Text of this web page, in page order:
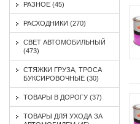
РАЗНОЕ (45)
РАСХОДНИКИ (270)
СВЕТ АВТОМОБИЛЬНЫЙ
(473)
СТЯЖКИ ГРУЗА, ТРОСА
БУКСИРОВОЧНЫЕ (30)
ТОВАРЫ В ДОРОГУ (37)
ТОВАРЫ ДЛЯ УХОДА ЗА